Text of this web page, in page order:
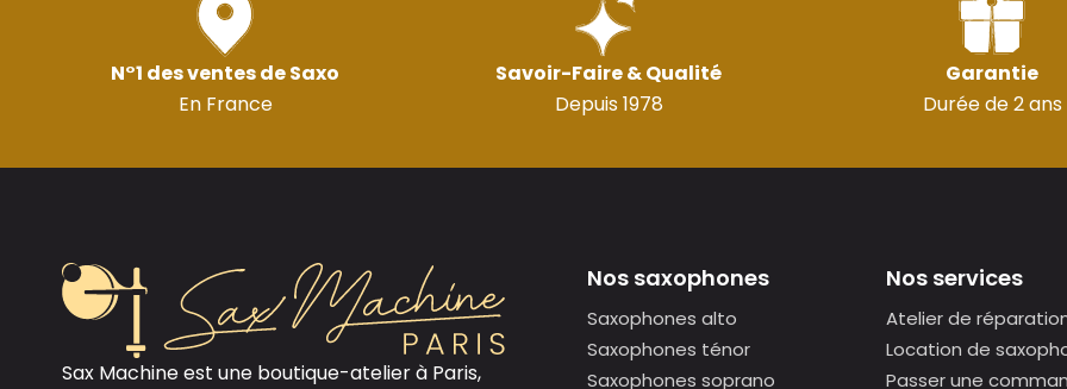
N°1 des ventes de Saxo
En France
Savoir-Faire & Qualité
Depuis 1978
Garantie
Durée de 2 ans
Sax Machine est une boutique-atelier à Paris,
Nos saxophones
Saxophones alto
Saxophones ténor
Saxophones soprano
Nos services
Atelier de
Location de
Passer une